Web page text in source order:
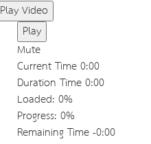
Play Video
Play
Mute
Current Time0:00
Duration Time0:00
Loaded: 0%
Progress: 0%
Remaining Time-0:00